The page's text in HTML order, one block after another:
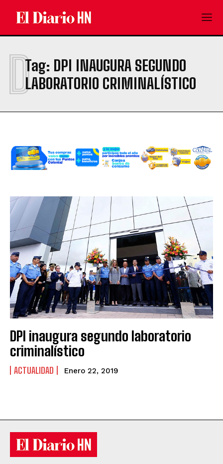
Tag: DPI INAUGURA SEGUNDO
LABORATORIO CRIMINALÍSTICO
D
DPI inaugura segundo laboratorio
criminalístico
ACTUALIDAD Enero 22, 2019